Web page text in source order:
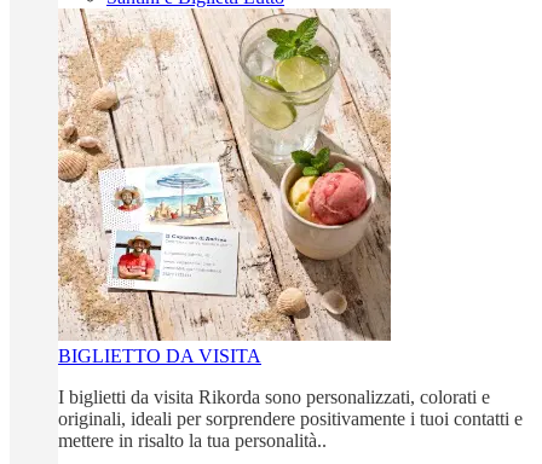
BIGLIETTO DA VISITA
I biglietti da visita Rikorda sono personalizzati, colorati e
originali, ideali per sorprendere positivamente i tuoi contatti e
mettere in risalto la tua personalità..